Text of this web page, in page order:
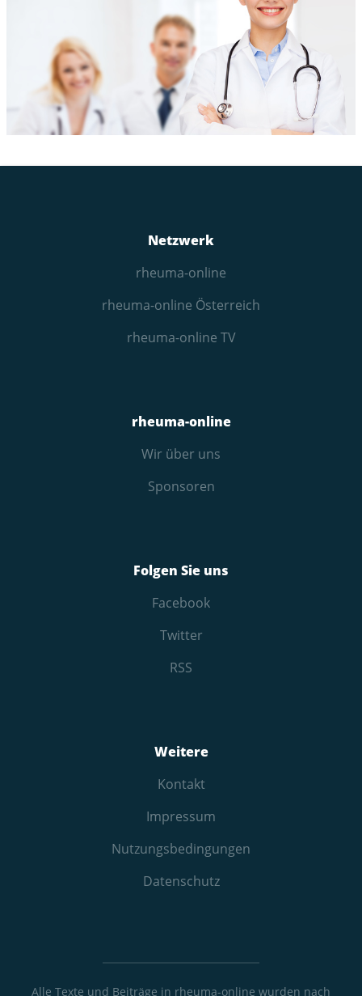
Netzwerk
rheuma-online
rheuma-online Österreich
rheuma-online TV
rheuma-online
Wir über uns
Sponsoren
Folgen Sie uns
Facebook
Twitter
RSS
Weitere
Kontakt
Impressum
Nutzungs­bedingungen
Datenschutz
Alle Texte und Beiträge in rheuma-online wurden nach